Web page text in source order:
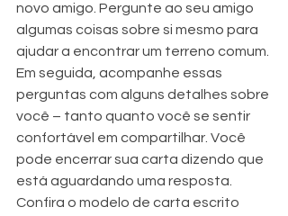
novo amigo. Pergunte ao seu amigo
algumas coisas sobre si mesmo para
ajudar a encontrar um terreno comum.
Em seguida, acompanhe essas
perguntas com alguns detalhes sobre
você – tanto quanto você se sentir
confortável em compartilhar. Você
pode encerrar sua carta dizendo que
está aguardando uma resposta.
Confira o modelo de carta escrito